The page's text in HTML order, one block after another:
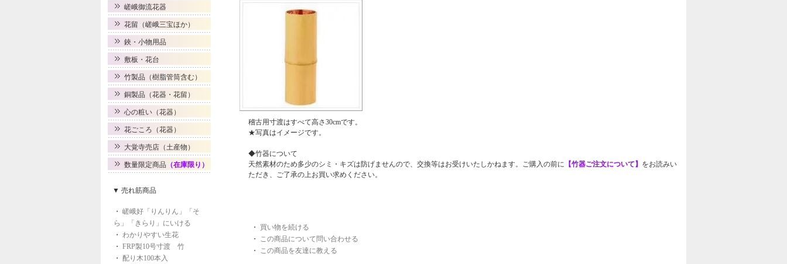
嵯峨御流花器
花留（嵯峨三宝ほか）
鋏・小物用品
敷板・花台
竹製品（樹脂管筒含む）
銅製品（花器・花留）
心の粧い（花器）
花ごころ（花器）
大覚寺売店（土産物）
数量限定商品 （在庫限り）
▼ 売れ筋商品
・ 嵯峨好「りんりん」「そ
ら」「きらり」にいける
・ わかりやすい生花
・ FRP製10号寸渡 竹
・ 配り木100本入
稽古用寸渡はすべて高さ30cmです。
★写真はイメージです。
◆竹器について
天然素材のため多少のシミ・キズは防げませんので、交換等はお受けいたしかねます。ご購入の前に 【竹器ご注文について】 をお読みい
ただき、ご了承の上お買い求めください。
・ 買い物を続ける
・ この商品について問い合わせる
・ この商品を友達に教える